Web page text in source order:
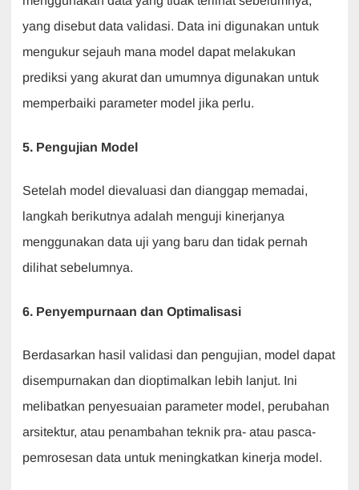
yang disebut data validasi. Data ini digunakan untuk
mengukur sejauh mana model dapat melakukan
prediksi yang akurat dan umumnya digunakan untuk
memperbaiki parameter model jika perlu.
5. Pengujian Model
Setelah model dievaluasi dan dianggap memadai,
langkah berikutnya adalah menguji kinerjanya
menggunakan data uji yang baru dan tidak pernah
dilihat sebelumnya.
6. Penyempurnaan dan Optimalisasi
Berdasarkan hasil validasi dan pengujian, model dapat
disempurnakan dan dioptimalkan lebih lanjut. Ini
melibatkan penyesuaian parameter model, perubahan
arsitektur, atau penambahan teknik pra- atau pasca-
pemrosesan data untuk meningkatkan kinerja model.